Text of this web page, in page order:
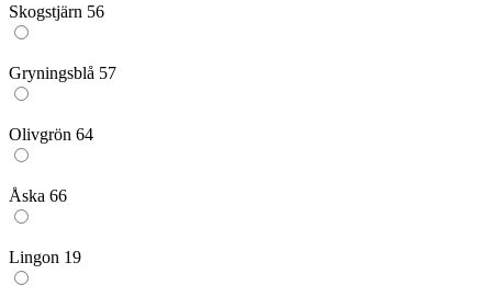
Skogstjärn 56
Gryningsblå 57
Olivgrön 64
Åska 66
Lingon 19